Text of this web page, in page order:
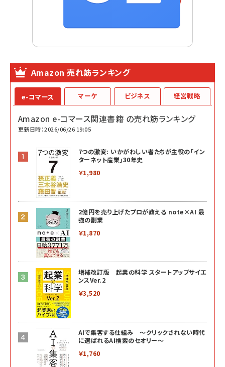
Amazon 売れ筋ランキング
e-コマース
Amazon e-コマース関連書籍 の売れ筋ランキング
更新日時：2026/06/26 19:05
7つの激変: いかがわしい者たちが主役の「イン
ターネット産業」30年史
￥1,980
2億円を売り上げたプロが教える note×AI 最
強の副業
￥1,870
増補改訂版 起業の科学 スタートアップサイエ
ンスVer.2
￥3,520
AIで集客する仕組み ～クリックされない時代
に選ばれるAI検索のセオリー～
￥1,760
マーケ ビジネス 経営戦略